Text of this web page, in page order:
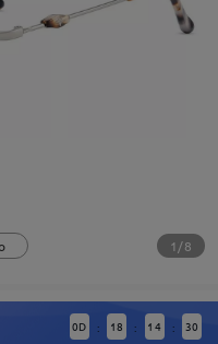
1/8
0D : 18 : 14 : 29